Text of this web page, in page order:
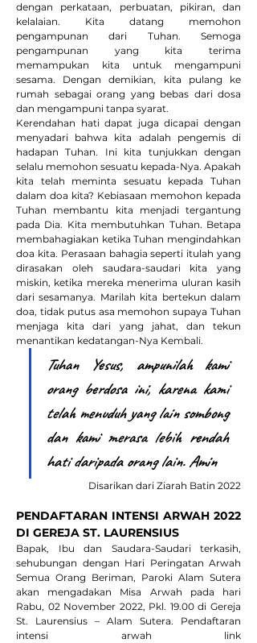
dengan perkataan, perbuatan, pikiran, dan
kelalaian. Kita datang memohon
pengampunan dari Tuhan. Semoga
pengampunan yang kita terima
memampukan kita untuk mengampuni
sesama. Dengan demikian, kita pulang ke
rumah sebagai orang yang bebas dari dosa
dan mengampuni tanpa syarat.
Kerendahan hati dapat juga dicapai dengan
menyadari bahwa kita adalah pengemis di
hadapan Tuhan. Ini kita tunjukkan dengan
selalu memohon sesuatu kepada-Nya. Apakah
kita telah meminta sesuatu kepada Tuhan
dalam doa kita? Kebiasaan memohon kepada
Tuhan membantu kita menjadi tergantung
pada Dia. Kita membutuhkan Tuhan. Betapa
membahagiakan ketika Tuhan mengindahkan
doa kita. Perasaan bahagia seperti itulah yang
dirasakan oleh saudara-saudari kita yang
miskin, ketika mereka menerima uluran kasih
dari sesamanya. Marilah kita bertekun dalam
doa, tidak putus asa memohon supaya Tuhan
menjaga kita dari yang jahat, dan tekun
menantikan kedatangan-Nya Kembali.
Tuhan Yesus, ampunilah kami
orang berdosa ini, karena kami
telah menuduh yang lain sombong
dan kami merasa lebih rendah
hati daripada orang lain. Amin
Disarikan dari Ziarah Batin 2022
PENDAFTARAN INTENSI ARWAH 2022
DI GEREJA ST. LAURENSIUS
Bapak, Ibu dan Saudara-Saudari terkasih,
sehubungan dengan Hari Peringatan Arwah
Semua Orang Beriman, Paroki Alam Sutera
akan mengadakan Misa Arwah pada hari
Rabu, 02 November 2022, Pkl. 19.00 di Gereja
St. Laurensius – Alam Sutera. Pendaftaran